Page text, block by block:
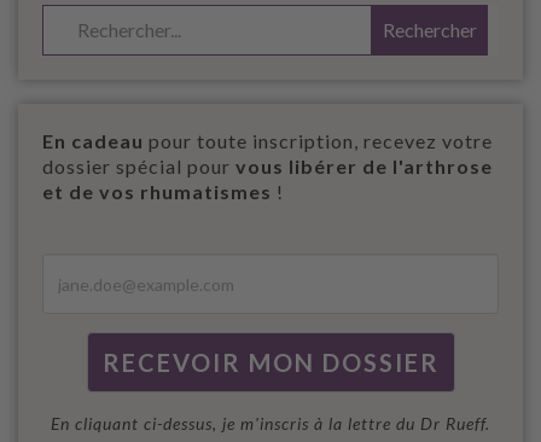
En cadeau pour toute inscription, recevez votre
dossier spécial pour vous libérer de l'arthrose
et de vos rhumatismes !
En cliquant ci-dessus, je m'inscris à la lettre du Dr Rueff.